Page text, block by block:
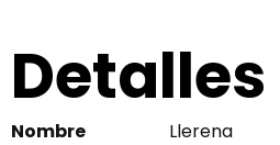
Detalles
Nombre
Llerena